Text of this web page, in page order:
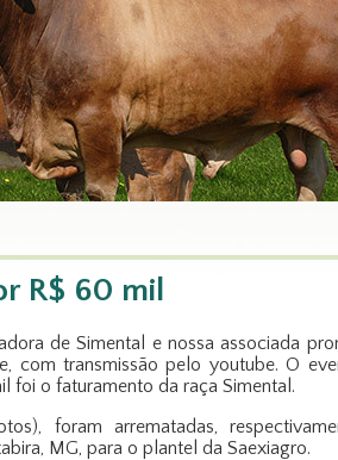
R$ 60 mil
de Simental e nossa associada
com transmissão pelo youtube. O
foi o faturamento da raça Simental.
foram arrematadas,
MG, para o plantel da Saexiagro.